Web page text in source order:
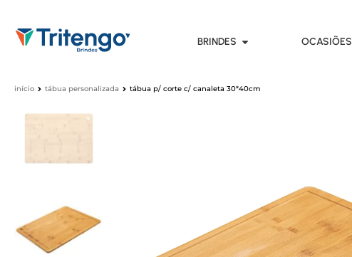
BRINDES OCASIÕES
início tábua personalizada tábua p/ corte c/ canaleta 30*40cm